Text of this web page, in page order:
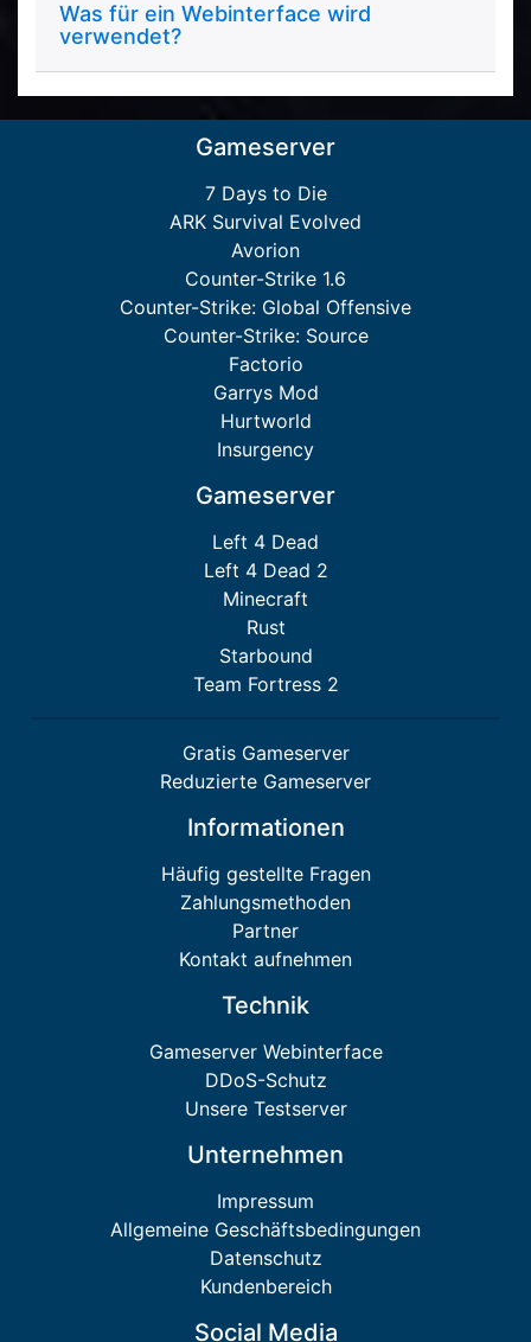
Was für ein Webinterface wird
verwendet?
Gameserver
7 Days to Die
ARK Survival Evolved
Avorion
Counter-Strike 1.6
Counter-Strike: Global Offensive
Counter-Strike: Source
Factorio
Garrys Mod
Hurtworld
Insurgency
Gameserver
Left 4 Dead
Left 4 Dead 2
Minecraft
Rust
Starbound
Team Fortress 2
Gratis Gameserver
Reduzierte Gameserver
Informationen
Häufig gestellte Fragen
Zahlungsmethoden
Partner
Kontakt aufnehmen
Technik
Gameserver Webinterface
DDoS-Schutz
Unsere Testserver
Unternehmen
Impressum
Allgemeine Geschäftsbedingungen
Datenschutz
Kundenbereich
Social Media